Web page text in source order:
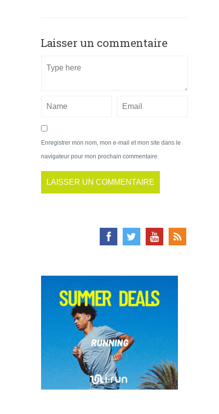
Laisser un commentaire
Enregistrer mon nom, mon e-mail et mon site dans le
navigateur pour mon prochain commentaire.